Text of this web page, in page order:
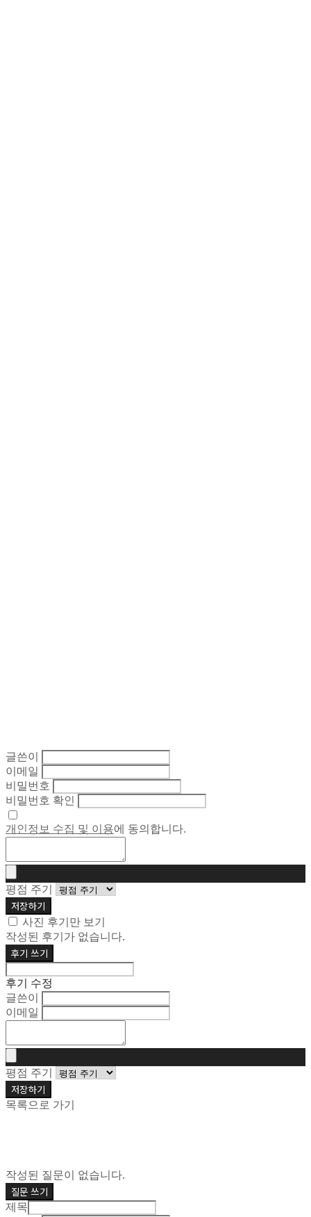
글쓴이
이메일
비밀번호
비밀번호 확인
개인정보 수집 및 이용에 동의합니다.
평점 주기
저장하기
사진 후기만 보기
작성된 후기가 없습니다.
후기 쓰기
후기 수정
글쓴이
이메일
평점 주기
저장하기
목록으로 가기
작성된 질문이 없습니다.
질문 쓰기
제목